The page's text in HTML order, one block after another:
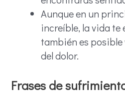
Aunque en un
increíble, la vida te
también es
del dolor.
Frases de